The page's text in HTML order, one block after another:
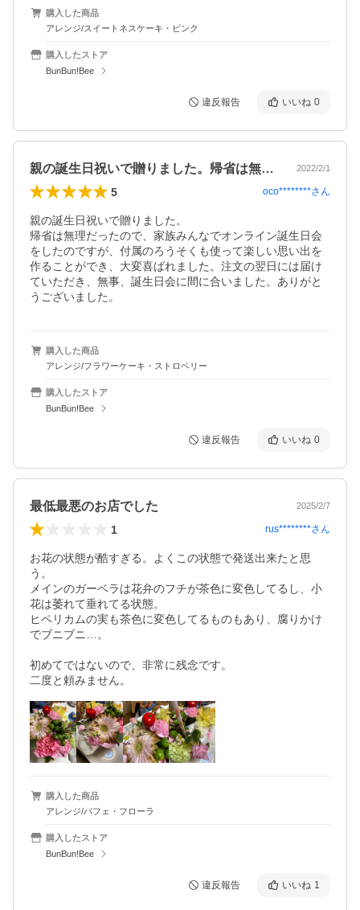
購入した商品
アレンジ/スイートネスケーキ・ピンク
購入したストア
BunBun!Bee
違反報告 いいね 0
親の誕生日祝いで贈りました。帰省は無理… 2022/2/1
5 oco********さん
親の誕生日祝いで贈りました。
帰省は無理だったので、家族みんなでオンライン誕生日会
をしたのですが、付属のろうそくも使って楽しい思い出を
作ることができ、大変喜ばれました。注文の翌日には届け
ていただき、無事、誕生日会に間に合いました。ありがと
うございました。
購入した商品
アレンジ/フラワーケーキ・ストロベリー
購入したストア
BunBun!Bee
違反報告 いいね 0
最低最悪のお店でした 2025/2/7
1 rus********さん
お花の状態が酷すぎる。よくこの状態で発送出来たと思
う。
メインのガーベラは花弁のフチが茶色に変色してるし、小
花は萎れて垂れてる状態。
ヒペリカムの実も茶色に変色してるものもあり、腐りかけ
でブニブニ…。
初めてではないので、非常に残念です。
二度と頼みません。
購入した商品
アレンジ/パフェ・フローラ
購入したストア
BunBun!Bee
違反報告 いいね 1